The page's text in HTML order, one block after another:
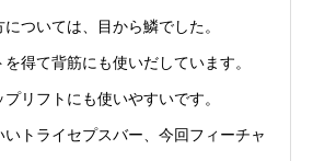
ついては、目から鱗でした。
得て背筋にも使いだしています。
リフトにも使いやすいです。
トライセプスバー、今回フィーチャ